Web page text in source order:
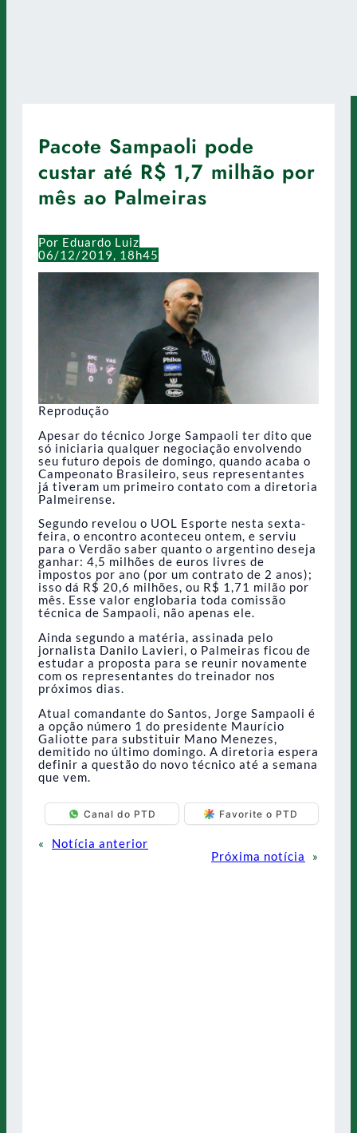
Pacote Sampaoli pode
custar até R$ 1,7 milhão por
mês ao Palmeiras
Por Eduardo Luiz
06/12/2019, 18h45
Reprodução
Apesar do técnico Jorge Sampaoli ter dito que
só iniciaria qualquer negociação envolvendo
seu futuro depois de domingo, quando acaba o
Campeonato Brasileiro, seus representantes
já tiveram um primeiro contato com a diretoria
Palmeirense.
Segundo revelou o UOL Esporte nesta sexta-
feira, o encontro aconteceu ontem, e serviu
para o Verdão saber quanto o argentino deseja
ganhar: 4,5 milhões de euros livres de
impostos por ano (por um contrato de 2 anos);
isso dá R$ 20,6 milhões, ou R$ 1,71 milão por
mês. Esse valor englobaria toda comissão
técnica de Sampaoli, não apenas ele.
Ainda segundo a matéria, assinada pelo
jornalista Danilo Lavieri, o Palmeiras ficou de
estudar a proposta para se reunir novamente
com os representantes do treinador nos
próximos dias.
Atual comandante do Santos, Jorge Sampaoli é
a opção número 1 do presidente Maurício
Galiotte para substituir Mano Menezes,
demitido no último domingo. A diretoria espera
definir a questão do novo técnico até a semana
que vem.
Canal do PTD Favorite o PTD
«
Notícia anterior
Próxima notícia
»